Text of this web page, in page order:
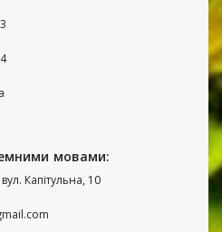
мовами:
Капітульна, 10